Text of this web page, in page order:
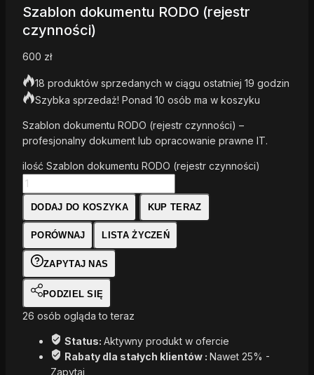
Szablon dokumentu RODO (rejestr
czynności)
600 zł
18 produktów sprzedanych w ciągu ostatniej 19 godzin
Szybka sprzedaż! Ponad 10 osób ma w koszyku
Szablon dokumentu RODO (rejestr czynności) –
profesjonalny dokument lub opracowanie prawne IT.
ilość Szablon dokumentu RODO (rejestr czynności)
DODAJ DO KOSZYKA KUP TERAZ
PORÓWNAJ LISTA ŻYCZEŃ
ZAPYTAJ NAS
PODZIEL SIĘ
26 osób ogląda to teraz
Status: Aktywny produkt w ofercie
Rabaty dla stałych klientów : Nawet 25% -
Zapytaj